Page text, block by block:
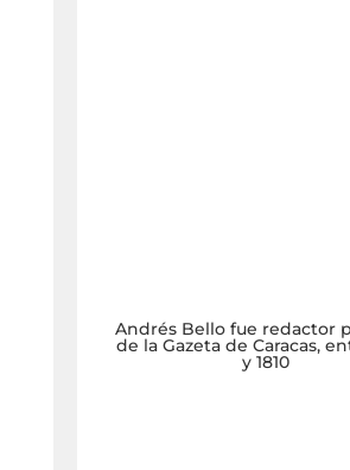
Andrés Bello fue redactor
de la Gazeta de Caracas,
y 1810